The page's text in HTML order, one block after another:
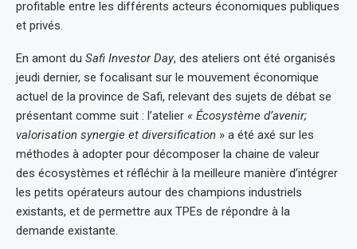
profitable entre les différents acteurs économiques publiques
et privés.
En amont du Safi Investor Day, des ateliers ont été organisés
jeudi dernier, se focalisant sur le mouvement économique
actuel de la province de Safi, relevant des sujets de débat se
présentant comme suit : l’atelier « Écosystème d’avenir;
valorisation synergie et diversification » a été axé sur les
méthodes à adopter pour décomposer la chaine de valeur
des écosystèmes et réfléchir à la meilleure manière d’intégrer
les petits opérateurs autour des champions industriels
existants, et de permettre aux TPEs de répondre à la
demande existante.